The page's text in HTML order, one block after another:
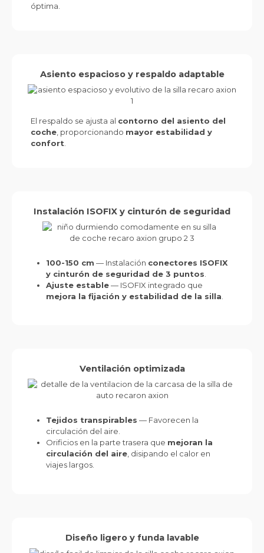
óptima.
Asiento espacioso y respaldo adaptable
El respaldo se ajusta al contorno del asiento del
coche , proporcionando mayor estabilidad y
confort
Instalación ISOFIX y cinturón de seguridad
100-150 cm — Instalación conectores ISOFIX
y cinturón de seguridad de 3 puntos
Ajuste estable— ISOFIX integrado que
mejora la fijación y estabilidad de la silla
Ventilación optimizada
Tejidos transpirables — Favorecen la
circulación del aire.
Orificios en la parte trasera que mejoran la
circulación del aire, disipando el calor en
viajes largos.
Diseño ligero y funda lavable